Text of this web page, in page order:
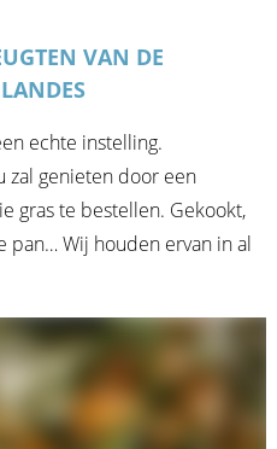
VAN DE
echte instelling.
zal genieten door een
gras te bestellen. Gekookt,
pan… Wij houden ervan in al